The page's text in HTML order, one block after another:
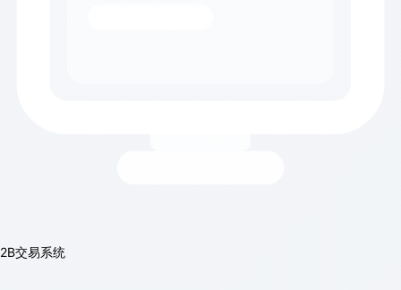
2B交易系统